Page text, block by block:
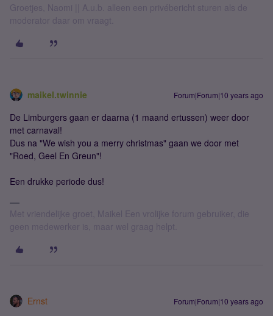
Groetjes, Naomi || A.u.b. alleen een privébericht sturen als de
moderator daar om vraagt.
maikel.twinnie Forum|Forum|10 years ago
De Limburgers gaan er daarna (1 maand ertussen) weer door
met carnaval!
Dus na "We wish you a merry christmas" gaan we door met
"Roed, Geel En Greun"!
Een drukke periode dus!
Met vriendelijke groet, Maikel Een vrolijke forum gebruiker, die
geen medewerker is, maar wel graag helpt.
Ernst Forum|Forum|10 years ago